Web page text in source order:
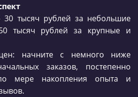
тысяч рублей за небольшие
тысяч рублей за крупные и
начните с немного ниже
заказов, постепенно
мере накопления опыта и